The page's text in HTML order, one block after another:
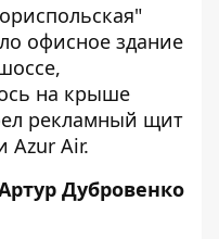
офисное здание
на крыше
рекламный щит
Azur Air.
Дубровенко